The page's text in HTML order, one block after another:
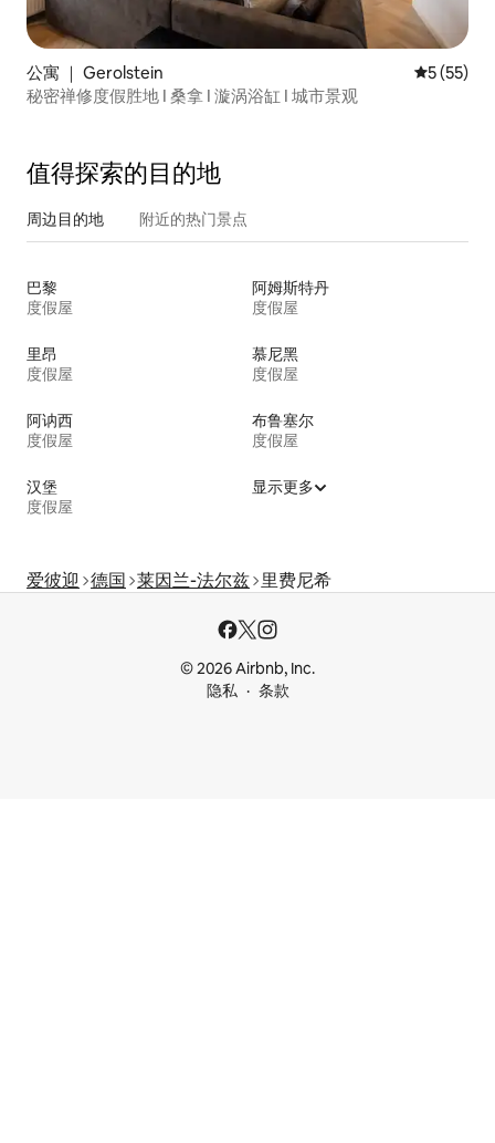
公寓 ｜ Gerolstein 平均评分
5 (55)
秘密禅修度假胜地 I 桑拿 I 漩涡浴缸 I 城市景观
值得探索的目的地
周边目的地 附近的热门景点
巴黎
度假屋
阿姆斯特丹
度假屋
里昂
度假屋
慕尼黑
度假屋
阿讷西
度假屋
布鲁塞尔
度假屋
汉堡
度假屋
显示更多
爱彼迎 德国 莱因兰-法尔兹 里费尼希
© 2026 Airbnb, Inc.
隐私
条款